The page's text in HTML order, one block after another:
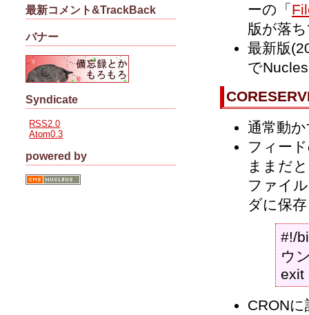
ーの「
版が落
最新版
で
通常動
フィー
ままだ
ファイ
ダに保存
#!/
ウ
exit
CRON
最新コメント&TrackBack
バナー
Syndicate
RSS2.0
Atom0.3
powered by